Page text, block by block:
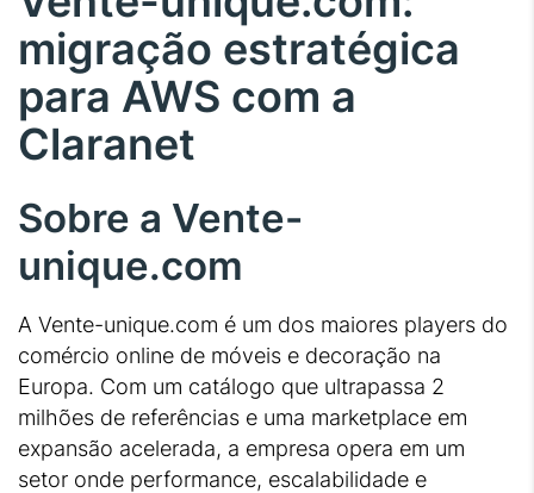
migração estratégica
para AWS com a
Claranet
Sobre a Vente-
unique.com
A Vente-unique.com é um dos maiores players do
comércio online de móveis e decoração na
Europa. Com um catálogo que ultrapassa 2
milhões de referências e uma marketplace em
expansão acelerada, a empresa opera em um
setor onde performance, escalabilidade e